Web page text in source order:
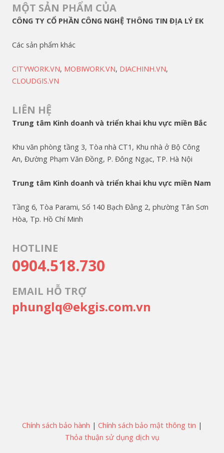
MỘT SẢN PHẨM CỦA
CÔNG TY CỔ PHẦN CÔNG NGHỆ THÔNG TIN ĐỊA LÝ EK
Các sản phẩm khác
CITYWORK.VN, MOBIWORK.VN, DIACHINH.VN,
CLOUDGIS.VN
LIÊN HỆ
Trung tâm Kinh doanh và triển khai khu vực miền Bắc
Khu văn phòng tầng 3, Tòa nhà CT1, Khu nhà ở Bộ Công
An, Đường Phạm Văn Đồng, P. Đông Ngạc, TP. Hà Nội
Trung tâm Kinh doanh và triển khai khu vực miền Nam
Tầng 6, Tòa Parami, Số 140 Bạch Đằng 2, phường Tân Sơn
Hòa, Tp. Hồ Chí Minh
HOTLINE
0904.518.730
EMAIL HỖ TRỢ
phunglq@ekgis.com.vn
Chính sách bảo hành | Chính sách bảo mật thông tin |
Thỏa thuận sử dụng dịch vụ